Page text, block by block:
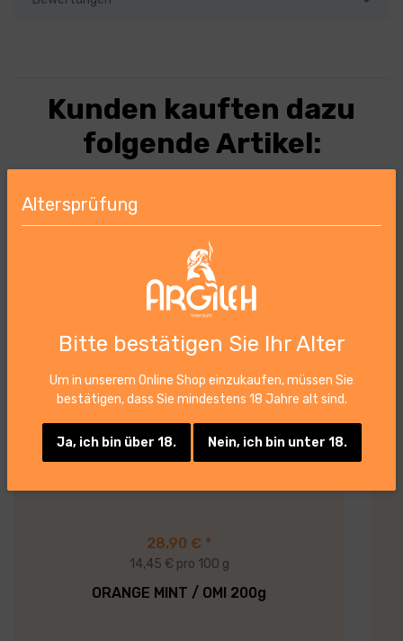
Kunden kauften dazu
folgende Artikel:
28,90 € *
14,45 € pro 100 g
ORANGE MINT / OMI 200g
Altersprüfung
Bitte bestätigen Sie Ihr Alter
Um in unserem Online Shop einzukaufen, müssen Sie
bestätigen, dass Sie mindestens 18 Jahre alt sind.
Ja, ich bin über 18. Nein, ich bin unter 18.